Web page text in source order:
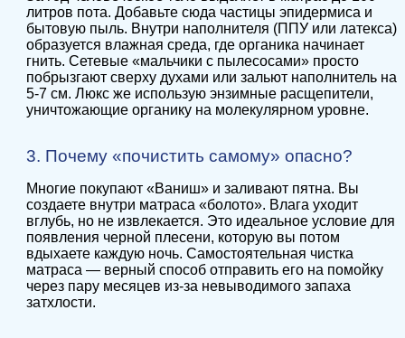
литров пота. Добавьте сюда частицы эпидермиса и
бытовую пыль. Внутри наполнителя (ППУ или латекса)
образуется влажная среда, где органика начинает
гнить. Сетевые «мальчики с пылесосами» просто
побрызгают сверху духами или зальют наполнитель на
5-7 см. Люкс же использую энзимные расщепители,
уничтожающие органику на молекулярном уровне.
3. Почему «почистить самому» опасно?
Многие покупают «Ваниш» и заливают пятна. Вы
создаете внутри матраса «болото». Влага уходит
вглубь, но не извлекается. Это идеальное условие для
появления черной плесени, которую вы потом
вдыхаете каждую ночь. Самостоятельная чистка
матраса — верный способ отправить его на помойку
через пару месяцев из-за невыводимого запаха
затхлости.